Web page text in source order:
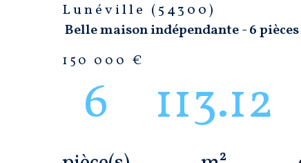
Lunéville (54300)
Belle maison indépendante - 6 pièces
150 000 €
6 113.12